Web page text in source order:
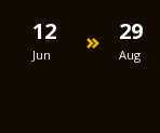
12
Jun
29
Aug